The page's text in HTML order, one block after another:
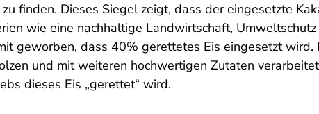
finden. Dieses Siegel zeigt, dass der eingesetzte
wie eine nachhaltige Landwirtschaft,
geworben, dass 40% gerettetes Eis eingesetzt wird.
und mit weiteren hochwertigen Zutaten
dieses Eis „gerettet“ wird.